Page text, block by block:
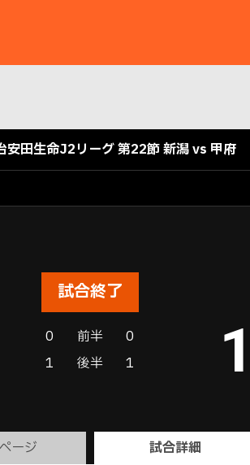
安田生命J2リーグ 第22節 新潟 vs 甲府
試合終了
0 前半
0
1
後半 1 1
ージ 試合詳細